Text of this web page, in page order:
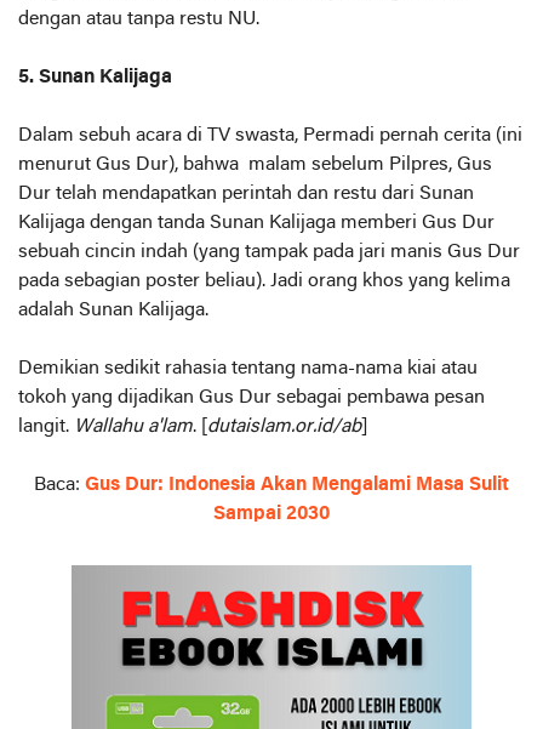
dengan atau tanpa restu NU.
5. Sunan Kalijaga
Dalam sebuh acara di TV swasta, Permadi pernah cerita (ini
menurut Gus Dur), bahwa malam sebelum Pilpres, Gus
Dur telah mendapatkan perintah dan restu dari Sunan
Kalijaga dengan tanda Sunan Kalijaga memberi Gus Dur
sebuah cincin indah (yang tampak pada jari manis Gus Dur
pada sebagian poster beliau). Jadi orang khos yang kelima
adalah Sunan Kalijaga.
Demikian sedikit rahasia tentang nama-nama kiai atau
tokoh yang dijadikan Gus Dur sebagai pembawa pesan
langit. Wallahu a'lam. [ dutaislam.or.id/ab]
Baca: Gus Dur: Indonesia Akan Mengalami Masa Sulit
Sampai 2030